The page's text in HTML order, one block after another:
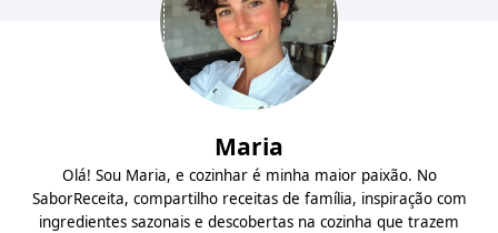
Maria
Olá! Sou Maria, e cozinhar é minha maior paixão. No
SaborReceita, compartilho receitas de família, inspiração com
ingredientes sazonais e descobertas na cozinha que trazem